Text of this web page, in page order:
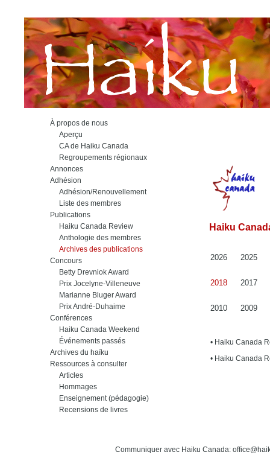
À propos de nous
Aperçu
CA de Haiku Canada
Regroupements régionaux
Annonces
Adhésion
Adhésion/Renouvellement
Liste des membres
Publications
Haiku Canada Review
Anthologie des membres
Archives des publications
Concours
Betty Drevniok Award
Prix Jocelyne-Villeneuve
Marianne Bluger Award
Prix André-Duhaime
Conférences
Haiku Canada Weekend
Événements passés
Archives du haïku
Ressources à consulter
Articles
Hommages
Enseignement (pédagogie)
Recensions de livres
Haiku
2026 2025
2018 2017
2010 2009
• Haiku Canada
• Haiku Canada
Communiquer avec Haiku Canada: